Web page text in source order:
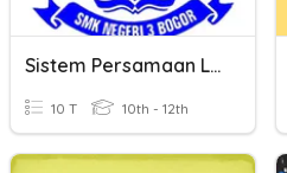
Sistem Persamaan Linear
10 T 10th - 12th